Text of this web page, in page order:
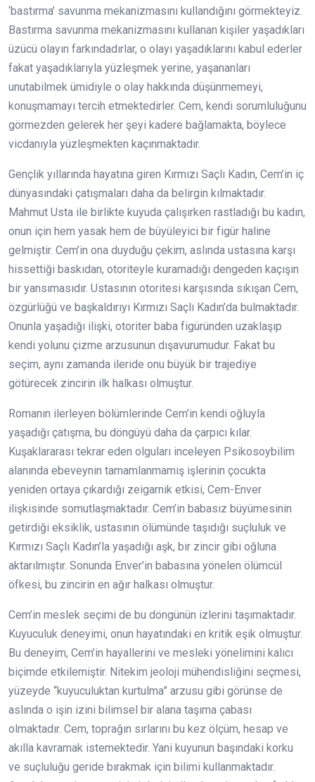
‘bastırma’ savunma mekanizmasını kullandığını görmekteyiz.
Bastırma savunma mekanizmasını kullanan kişiler yaşadıkları
üzücü olayın farkındadırlar, o olayı yaşadıklarını kabul ederler
fakat yaşadıklarıyla yüzleşmek yerine, yaşananları
unutabilmek ümidiyle o olay hakkında düşünmemeyi,
konuşmamayı tercih etmektedirler. Cem, kendi sorumluluğunu
görmezden gelerek her şeyi kadere bağlamakta, böylece
vicdanıyla yüzleşmekten kaçınmaktadır.
Gençlik yıllarında hayatına giren Kırmızı Saçlı Kadın, Cem’in iç
dünyasındaki çatışmaları daha da belirgin kılmaktadır.
Mahmut Usta ile birlikte kuyuda çalışırken rastladığı bu kadın,
onun için hem yasak hem de büyüleyici bir figür haline
gelmiştir. Cem’in ona duyduğu çekim, aslında ustasına karşı
hissettiği baskıdan, otoriteyle kuramadığı dengeden kaçışın
bir yansımasıdır. Ustasının otoritesi karşısında sıkışan Cem,
özgürlüğü ve başkaldırıyı Kırmızı Saçlı Kadın’da bulmaktadır.
Onunla yaşadığı ilişki, otoriter baba figüründen uzaklaşıp
kendi yolunu çizme arzusunun dışavurumudur. Fakat bu
seçim, aynı zamanda ileride onu büyük bir trajediye
götürecek zincirin ilk halkası olmuştur.
Romanın ilerleyen bölümlerinde Cem’in kendi oğluyla
yaşadığı çatışma, bu döngüyü daha da çarpıcı kılar.
Kuşaklararası tekrar eden olguları inceleyen Psikosoybilim
alanında ebeveynin tamamlanmamış işlerinin çocukta
yeniden ortaya çıkardığı zeigarnik etkisi, Cem-Enver
ilişkisinde somutlaşmaktadır. Cem’in babasız büyümesinin
getirdiği eksiklik, ustasının ölümünde taşıdığı suçluluk ve
Kırmızı Saçlı Kadın’la yaşadığı aşk, bir zincir gibi oğluna
aktarılmıştır. Sonunda Enver’in babasına yönelen ölümcül
öfkesi, bu zincirin en ağır halkası olmuştur.
Cem’in meslek seçimi de bu döngünün izlerini taşımaktadır.
Kuyuculuk deneyimi, onun hayatındaki en kritik eşik olmuştur.
Bu deneyim, Cem’in hayallerini ve mesleki yönelimini kalıcı
biçimde etkilemiştir. Nitekim jeoloji mühendisliğini seçmesi,
yüzeyde “kuyuculuktan kurtulma” arzusu gibi görünse de
aslında o işin izini bilimsel bir alana taşıma çabası
olmaktadır. Cem, toprağın sırlarını bu kez ölçüm, hesap ve
akılla kavramak istemektedir. Yani kuyunun başındaki korku
ve suçluluğu geride bırakmak için bilimi kullanmaktadır.